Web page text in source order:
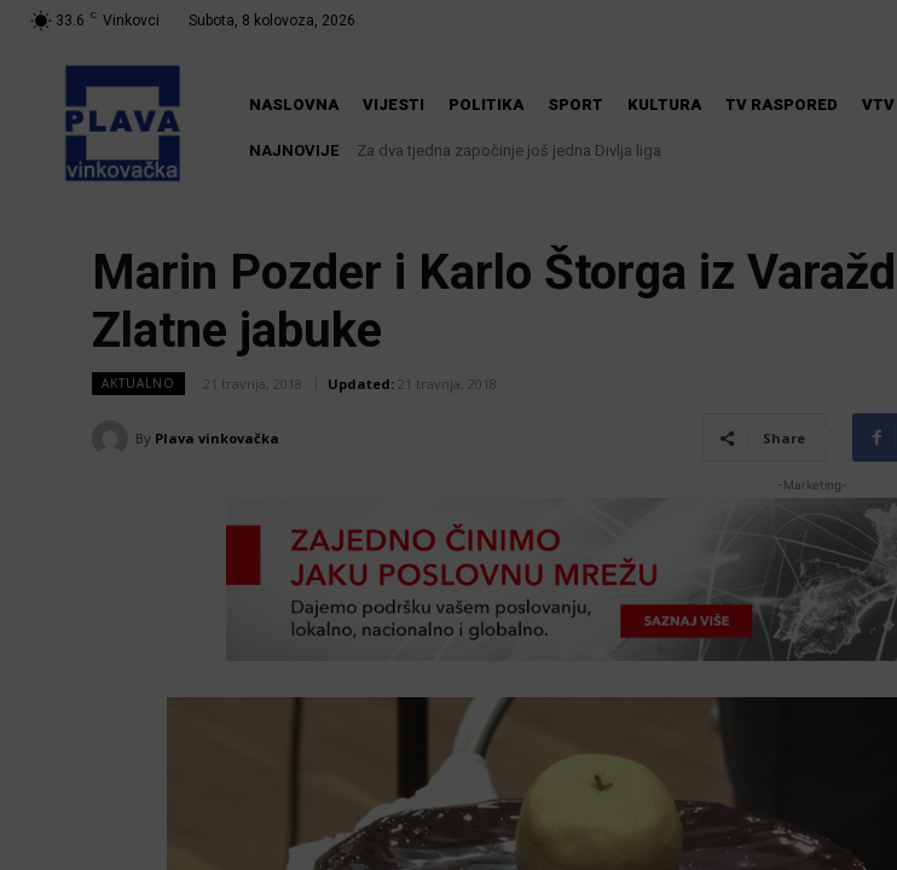
33.6 C Vinkovci Subota, 8 kolovoza, 2026
NASLOVNA VIJESTI POLITIKA SPORT KULTURA TV RASPORED VTV
NAJNOVIJE Za dva tjedna započinje još jedna Divlja liga
U Županji održana Ljetna škola magije
Marin Pozder i Karlo Štorga iz
Zlatne jabuke
AKTUALNO 21 travnja, 2018 Updated: 21 travnja, 2018
By Plava vinkovačka Share
-Marketing-